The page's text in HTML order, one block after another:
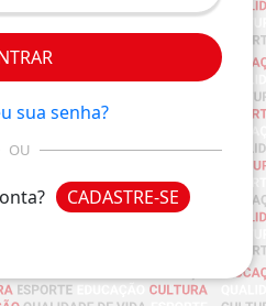
sua senha?
OU
CADASTRE-SE